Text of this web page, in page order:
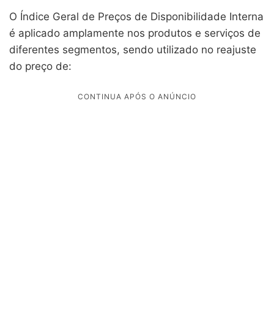
O Índice Geral de Preços de Disponibilidade Interna
é aplicado amplamente nos produtos e serviços de
diferentes segmentos, sendo utilizado no reajuste
do preço de: